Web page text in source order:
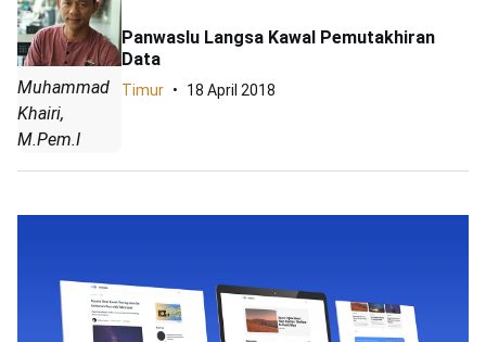
Muhammad
Khairi,
M.Pem.I
Panwaslu Langsa Kawal Pemutakhiran
Data
Timur 18 April 2018